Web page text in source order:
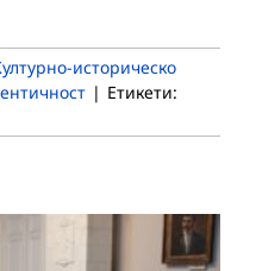
историческо
| Етикети: